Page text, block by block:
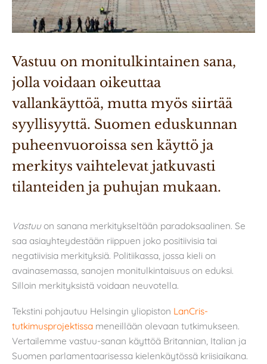
Vastuu on monitulkintainen sana,
jolla voidaan oikeuttaa
vallankäyttöä, mutta myös siirtää
syyllisyyttä. Suomen eduskunnan
puheenvuoroissa sen käyttö ja
merkitys vaihtelevat jatkuvasti
tilanteiden ja puhujan mukaan.
Vastuuon sanana merkitykseltään paradoksaalinen. Se
saa asiayhteydestään riippuen joko positiivisia tai
negatiivisia merkityksiä. Politiikassa, jossa kieli on
avainasemassa, sanojen monitulkintaisuus on eduksi.
Silloin merkityksistä voidaan neuvotella.
Tekstini pohjautuu Helsingin yliopiston LanCris-
tutkimusprojektissa meneillään olevaan tutkimukseen.
Vertailemme vastuu-sanan käyttöä Britannian, Italian ja
Suomen parlamentaarisessa kielenkäytössä kriisiaikana.